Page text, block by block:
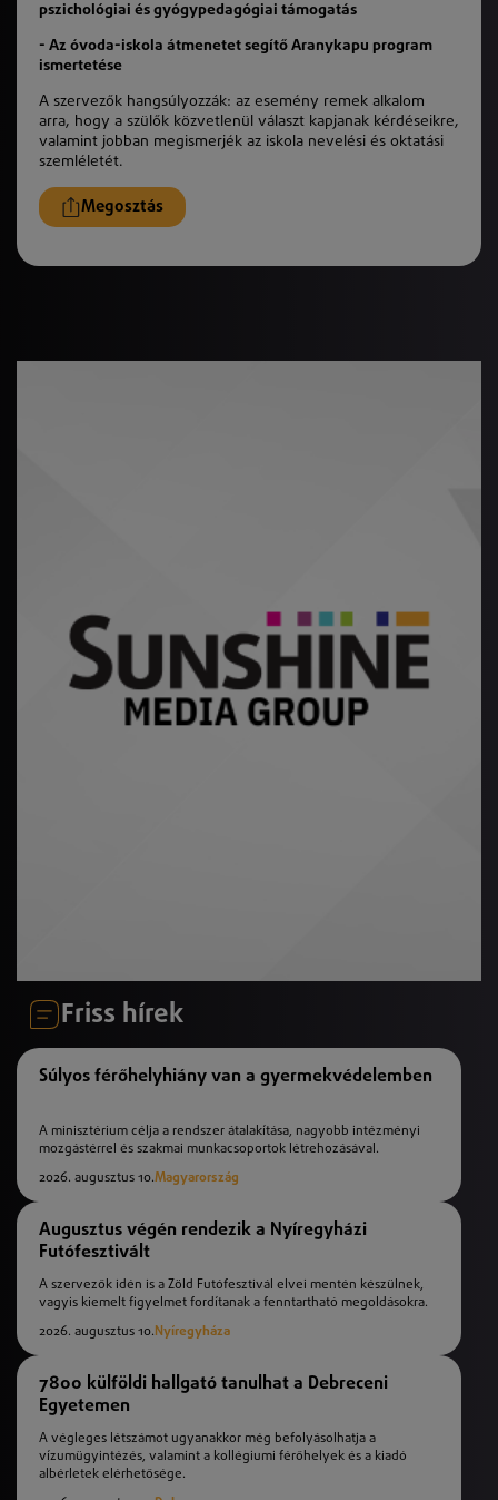
pszichológiai és gyógypedagógiai támogatás
- Az óvoda-iskola átmenetet segítő Aranykapu program
ismertetése
A szervezők hangsúlyozzák: az esemény remek alkalom
arra, hogy a szülők közvetlenül választ kapjanak kérdéseikre,
valamint jobban megismerjék az iskola nevelési és oktatási
szemléletét.
Megosztás
Friss hírek
Súlyos férőhelyhiány van a gyermekvédelemben
A minisztérium célja a rendszer átalakítása, nagyobb intézményi
mozgástérrel és szakmai munkacsoportok létrehozásával.
2026. augusztus 10.Magyarország
Augusztus végén rendezik a Nyíregyházi
Futófesztivált
A szervezők idén is a Zöld Futófesztivál elvei mentén készülnek,
vagyis kiemelt figyelmet fordítanak a fenntartható megoldásokra.
2026. augusztus 10. Nyíregyháza
7800 külföldi hallgató tanulhat a Debreceni
Egyetemen
A végleges létszámot ugyanakkor még befolyásolhatja a
vízumügyintézés, valamint a kollégiumi férőhelyek és a kiadó
albérletek elérhetősége.